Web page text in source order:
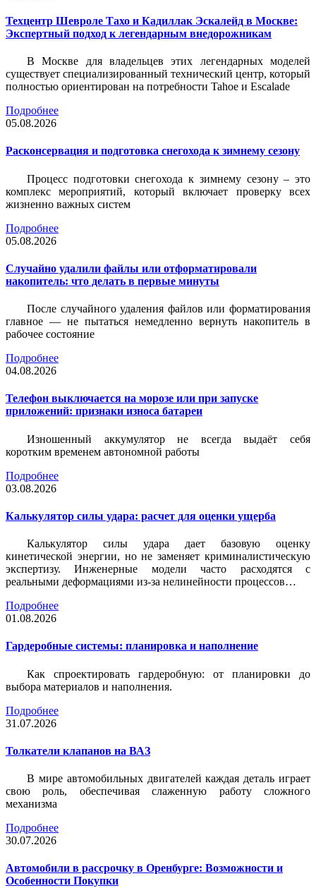
Техцентр Шевроле Тахо и Кадиллак Эскалейд в Москве:
Экспертный подход к легендарным внедорожникам
В Москве для владельцев этих легендарных моделей
существует специализированный технический центр, который
полностью ориентирован на потребности Tahoe и Escalade
Подробнее
05.08.2026
Расконсервация и подготовка снегохода к зимнему сезону
Процесс подготовки снегохода к зимнему сезону – это
комплекс мероприятий, который включает проверку всех
жизненно важных систем
Подробнее
05.08.2026
Случайно удалили файлы или отформатировали
накопитель: что делать в первые минуты
После случайного удаления файлов или форматирования
главное — не пытаться немедленно вернуть накопитель в
рабочее состояние
Подробнее
04.08.2026
Телефон выключается на морозе или при запуске
приложений: признаки износа батареи
Изношенный аккумулятор не всегда выдаёт себя
коротким временем автономной работы
Подробнее
03.08.2026
Калькулятор силы удара: расчет для оценки ущерба
Калькулятор силы удара дает базовую оценку
кинетической энергии, но не заменяет криминалистическую
экспертизу. Инженерные модели часто расходятся с
реальными деформациями из-за нелинейности процессов…
Подробнее
01.08.2026
Гардеробные системы: планировка и наполнение
Как спроектировать гардеробную: от планировки до
выбора материалов и наполнения.
Подробнее
31.07.2026
Толкатели клапанов на ВАЗ
В мире автомобильных двигателей каждая деталь играет
свою роль, обеспечивая слаженную работу сложного
механизма
Подробнее
30.07.2026
Автомобили в рассрочку в Оренбурге: Возможности и
Особенности Покупки